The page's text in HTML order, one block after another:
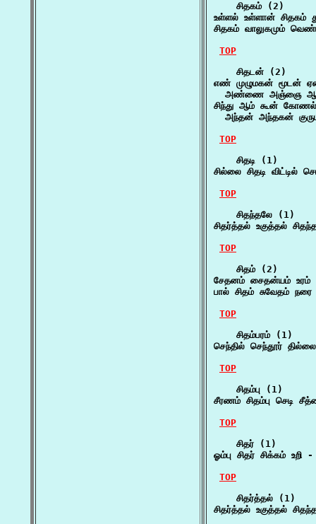
    சிதகம் (2)
உள்ளல் உள்ளான் சிதகம்
சிதகம் வாலுகமும்
TOP
    சிதடன் (2)
எண் முழுமகன் மூடன்
அண்ணை அஞ்ஞை ஆம்
சிந்து ஆம் கூன்
அந்தன் அந்தகன்
TOP
    சிதடி (1)
சில்லை சிதடி
TOP
    சிதந்தலே (1)
சிதர்த்தல் உகுத்தல்
TOP
    சிதம் (2)
சேதனம் சைதன்யம் உரம்
பால் சிதம் சுவேதம்
TOP
    சிதம்பரம் (1)
செந்தில் செந்தூர்
TOP
    சிதம்பு (1)
சீரணம் சிதம்பு செடி
TOP
    சிதர் (1)
ஓம்பு சிதர் சிக்கம் உறி
TOP
    சிதர்த்தல் (1)
சிதர்த்தல் உகுத்தல்